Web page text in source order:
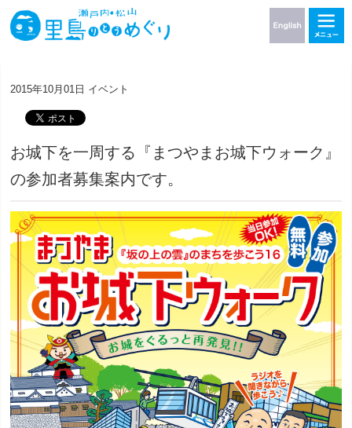
2015年10月01日 イベント
お城下を一周する『まつやまお城下ウォーク』
の参加者募集案内です。